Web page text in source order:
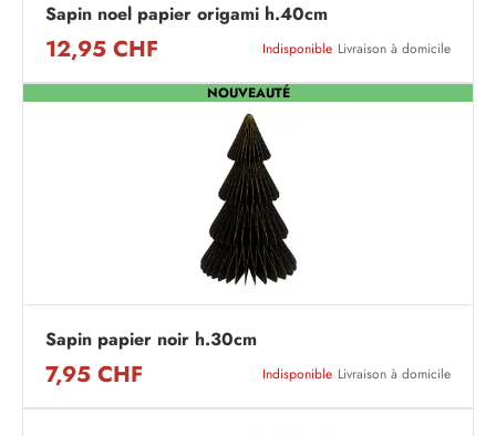
Sapin noel papier origami h.40cm
12,95 CHF Indisponible Livraison à domicile
NOUVEAUTÉ
Sapin papier noir h.30cm
7,95 CHF Indisponible Livraison à domicile